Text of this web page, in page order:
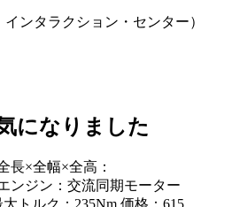
ンタラクション・センター）
になりました